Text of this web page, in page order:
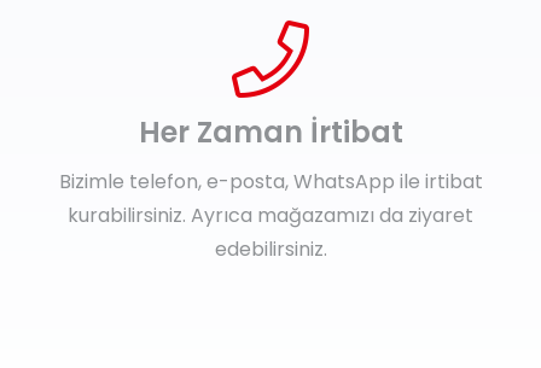
Her Zaman İrtibat
Bizimle telefon, e-posta, WhatsApp ile irtibat
kurabilirsiniz. Ayrıca mağazamızı da ziyaret
edebilirsiniz.